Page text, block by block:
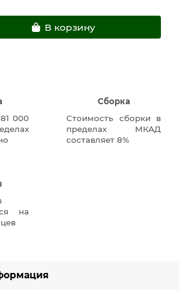
В корзину
000
Сборка
Стоимость сборки в
пределах МКАД
составляет 8%
на